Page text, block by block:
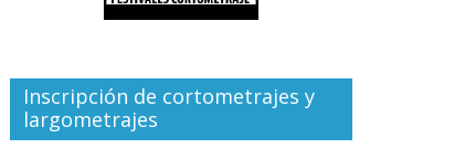
Inscripción de cortometrajes y
largometrajes